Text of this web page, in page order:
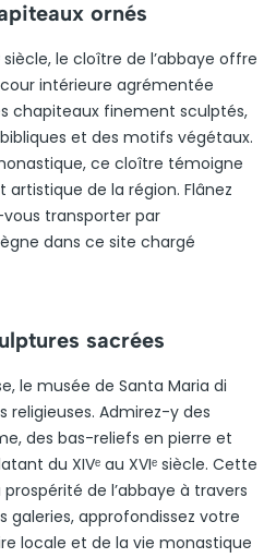
ornés
le cloître de l’abbaye offre
intérieure agrémentée
chapiteaux finement sculptés,
et des motifs végétaux.
ce cloître témoigne
artistique de la région. Flânez
transporter par
dans ce site chargé
sacrées
le musée de Santa Maria di
Admirez-y des
des bas-reliefs en pierre et
du XIVᵉ au XVIᵉ siècle. Cette
de l’abbaye à travers
galeries, approfondissez votre
locale et de la vie monastique